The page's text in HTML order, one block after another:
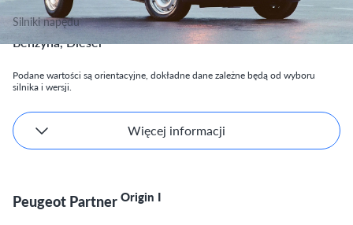
Silniki napędu
Benzyna, Diesel
Podane wartości są orientacyjne, dokładne dane zależne będą od wyboru
silnika i wersji.
Więcej informacji
Peugeot PartnerOrigin I